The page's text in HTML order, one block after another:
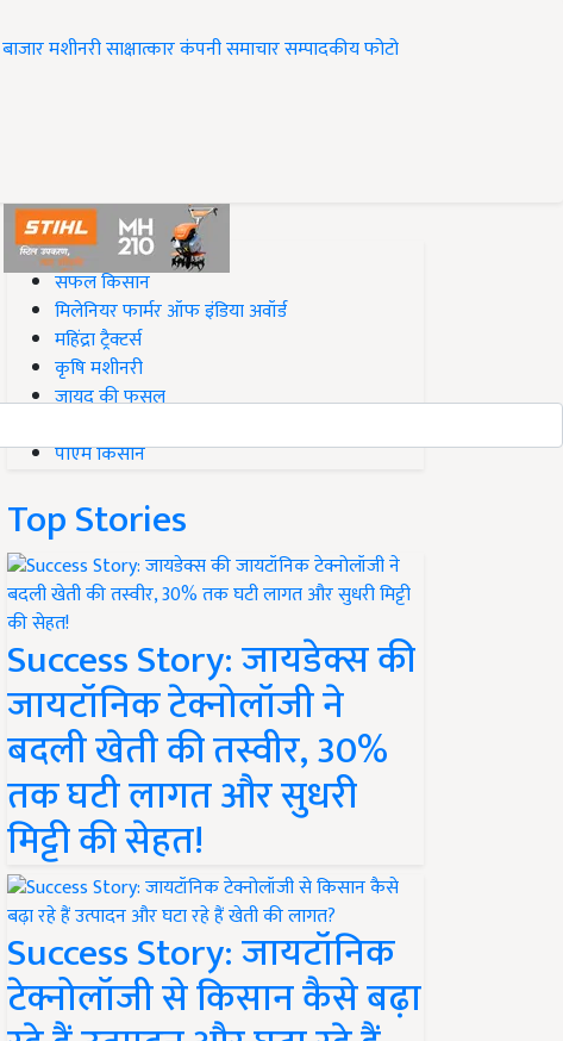
बाजारमशीनरीसाक्षात्कारकंपनी समाचारसम्पादकीयफोटो
#Top on Krishi Jagran
सफल किसान
मिलेनियर फार्मर ऑफ इंडिया अवॉर्ड
महिंद्रा ट्रैक्टर्स
कृषि मशीनरी
जायद की फसल
पीएम किसान
Top Stories
Success Story: जायडेक्स की
जायटॉनिक टेक्नोलॉजी ने
बदली खेती की तस्वीर, 30%
तक घटी लागत और सुधरी
मिट्टी की सेहत!
Success Story: जायटॉनिक
टेक्नोलॉजी से किसान कैसे बढ़ा